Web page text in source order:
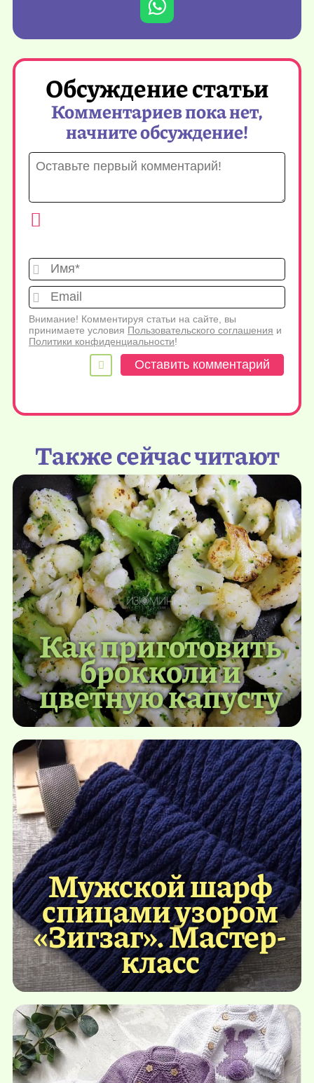
Обсуждение статьи
Комментариев пока нет,
начните обсуждение!
Имя*
Внимание! Комментируя статьи на сайте, вы
принимаете условия Пользовательского соглашения и
Политики конфиденциальности!
Также сейчас читают
Как приготовить
брокколи и
цветную капусту
Мужской шарф
спицами узором
«Зигзаг». Мастер-
класс